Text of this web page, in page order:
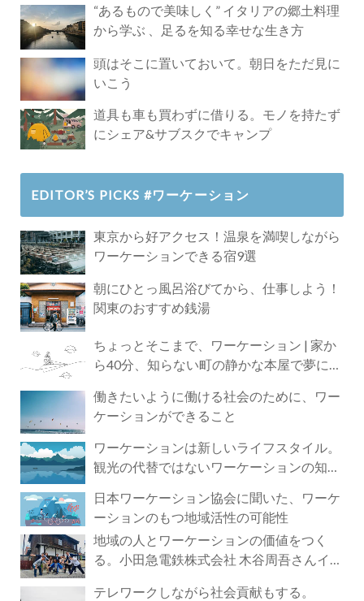
“あるもので美味しく” イタリアの郷土料理
から学ぶ 、足るを知る幸せな生き方
頭はそこに置いておいて。朝日をただ見に
いこう
道具も車も買わずに借りる。モノを持たず
にシェア&サブスクでキャンプ
EDITOR’S PICKS #ワーケーション
東京から好アクセス！温泉を満喫しながら
ワーケーションできる宿9選
朝にひとっ風呂浴びてから、仕事しよう！
関東のおすすめ銭湯
ちょっとそこまで、ワーケーション | 家か
ら40分、知らない町の静かな本屋で夢に近
働きたいように働ける社会のために、ワー
ケーションができること
ワーケーションは新しいライフスタイル。
観光の代替ではないワーケーションの知ら
日本ワーケーション協会に聞いた、ワーケ
ーションのもつ地域活性の可能性
地域の人とワーケーションの価値をつく
る。小田急電鉄株式会社 木谷周吾さんイン
テレワークしながら社会貢献もする。